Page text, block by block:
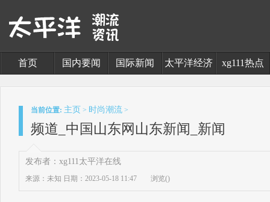
首页 国内要闻 国际新闻 太平洋经济 xg111热点
当前位置: 主页 > 时尚潮流 >
频道_中国山东网山东新闻_新闻
发布者：xg111太平洋在线
来源：未知 日期：2023-05-18 11:47 浏览()